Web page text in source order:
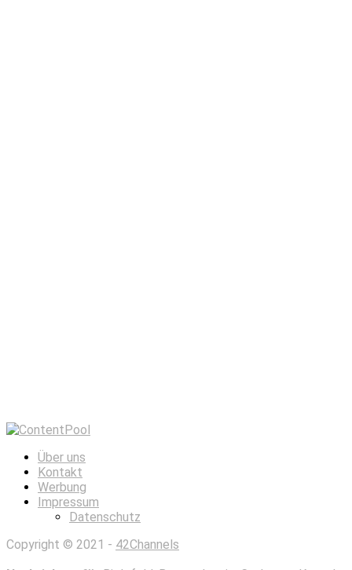
Über uns
Kontakt
Werbung
Impressum
Datenschutz
Copyright © 2021 - 42Channels